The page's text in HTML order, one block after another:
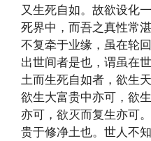
又生死自如。故欲设化
死界中，而吾之真性常
不复牵于业缘，虽在轮
出世间者是也，谓虽在
土而生死自如者，欲生
欲生大富贵中亦可，欲
亦可，欲灭而复生亦可
贵于修净土也。世人不